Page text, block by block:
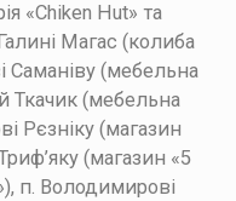
«Chiken Hut» та
Магас (колиба
Саманіву (мебельна
Ткачик (мебельна
Рєзніку (магазин
(магазин «5
п. Володимирові